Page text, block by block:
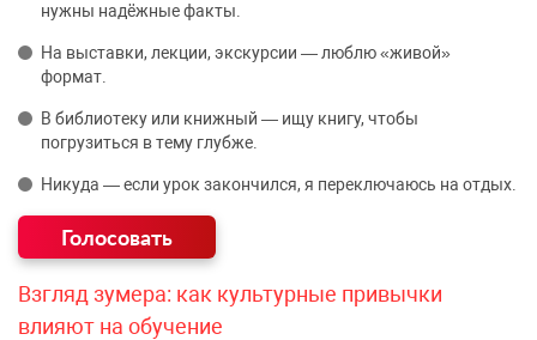
нужны надёжные факты.
На выставки, лекции, экскурсии — люблю «живой»
формат.
В библиотеку или книжный — ищу книгу, чтобы
погрузиться в тему глубже.
Никуда — если урок закончился, я переключаюсь на отдых.
Взгляд зумера: как культурные привычки
влияют на обучение